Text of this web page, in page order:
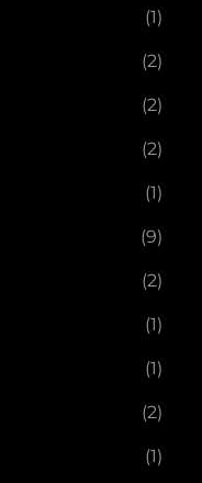
(1)
(2)
(2)
(2)
(1)
(9)
(2)
(1)
(1)
(2)
(1)